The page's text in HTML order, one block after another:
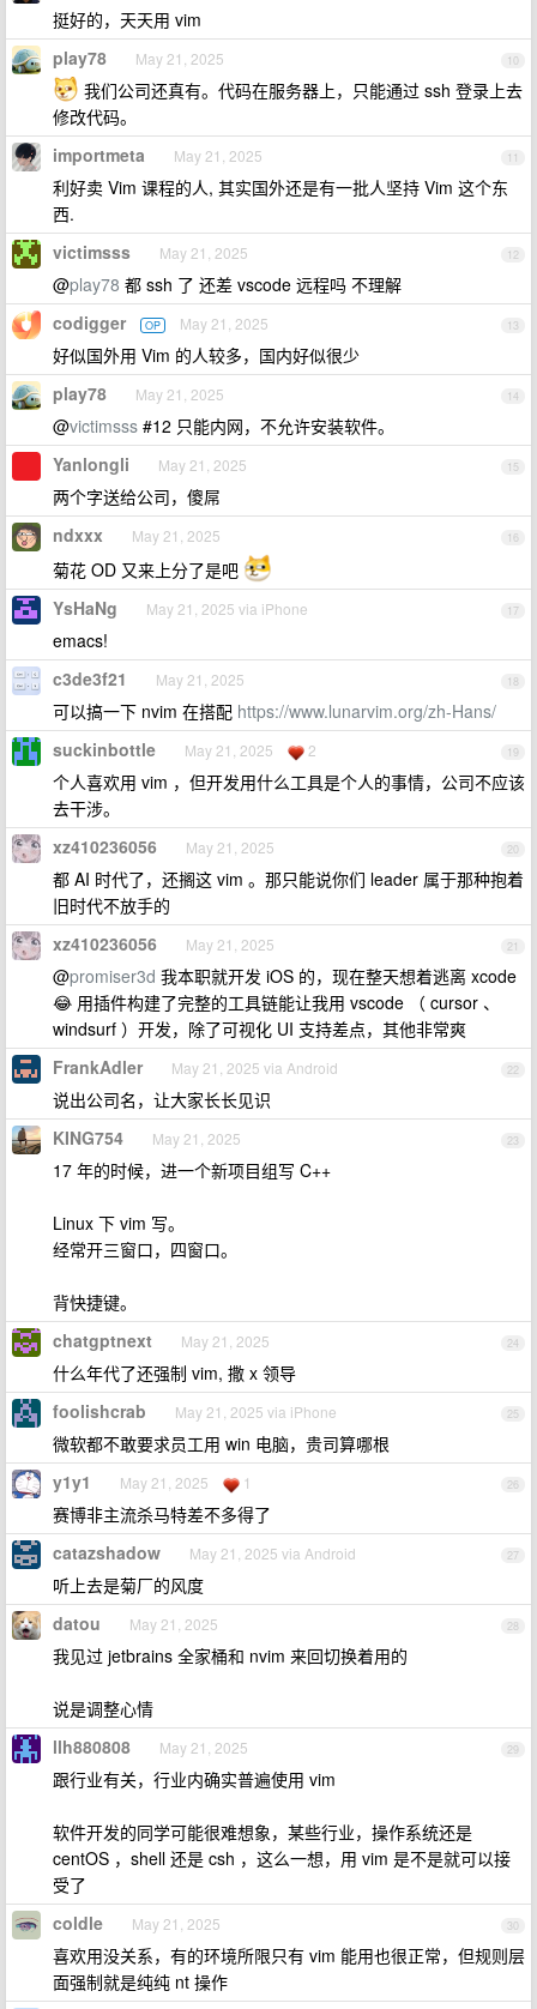
挺好的，天天用 vim
10
play78 May 21, 2025
我们公司还真有。代码在服务器上，只能通过 ssh 登录上去
修改代码。
11
importmeta May 21, 2025
利好卖 Vim 课程的人, 其实国外还是有一批人坚持 Vim 这个东
西.
12
victimsss May 21, 2025
@play78 都 ssh 了 还差 vscode 远程吗 不理解
13
codigger OP May 21, 2025
好似国外用 Vim 的人较多，国内好似很少
14
play78 May 21, 2025
@victimsss #12 只能内网，不允许安装软件。
15
Yanlongli May 21, 2025
两个字送给公司，傻屌
16
ndxxx May 21, 2025
菊花 OD 又来上分了是吧
17
YsHaNg May 21, 2025 via iPhone
emacs!
18
c3de3f21 May 21, 2025
可以搞一下 nvim 在搭配 https://www.lunarvim.org/zh-Hans/
19
suckinbottle May 21, 2025 2
个人喜欢用 vim ，但开发用什么工具是个人的事情，公司不应该
去干涉。
20
xz410236056 May 21, 2025
都 AI 时代了，还搁这 vim 。那只能说你们 leader 属于那种抱着
旧时代不放手的
21
xz410236056 May 21, 2025
@promiser3d 我本职就开发 iOS 的，现在整天想着逃离 xcode
😂 用插件构建了完整的工具链能让我用 vscode （ cursor 、
windsurf ）开发，除了可视化 UI 支持差点，其他非常爽
22
FrankAdler May 21, 2025 via Android
说出公司名，让大家长长见识
23
KING754 May 21, 2025
17 年的时候，进一个新项目组写 C++
Linux 下 vim 写。
经常开三窗口，四窗口。
背快捷键。
24
chatgptnext May 21, 2025
什么年代了还强制 vim, 撒 x 领导
25
foolishcrab May 21, 2025 via iPhone
微软都不敢要求员工用 win 电脑，贵司算哪根
26
y1y1 May 21, 2025 1
赛博非主流杀马特差不多得了
27
catazshadow May 21, 2025 via Android
听上去是菊厂的风度
28
datou May 21, 2025
我见过 jetbrains 全家桶和 nvim 来回切换着用的
说是调整心情
29
llh880808 May 21, 2025
跟行业有关，行业内确实普遍使用 vim
软件开发的同学可能很难想象，某些行业，操作系统还是
centOS ，shell 还是 csh ，这么一想，用 vim 是不是就可以接
受了
30
coldle May 21, 2025
喜欢用没关系，有的环境所限只有 vim 能用也很正常，但规则层
面强制就是纯纯 nt 操作